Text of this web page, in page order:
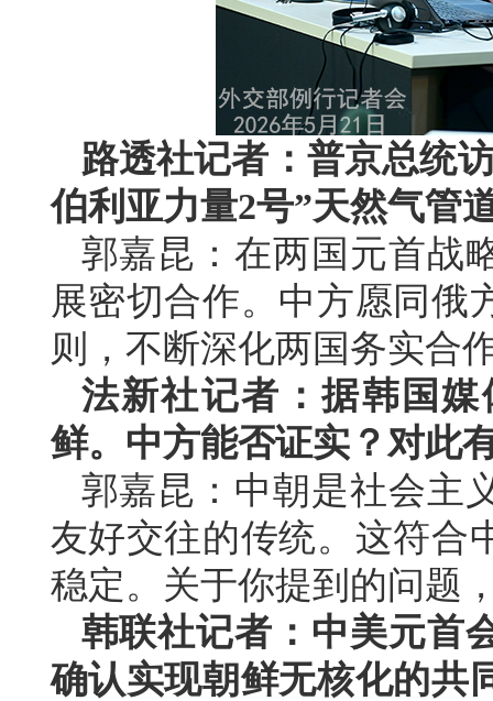
路透社记者：普京总统
伯利亚力量2号”天然气管
郭嘉昆：在两国元首战
展密切合作。中方愿同俄
则，不断深化两国务实合
法新社记者：据韩国
鲜。中方能否证实？对此
郭嘉昆：中朝是社会主
友好交往的传统。这符合
稳定。关于你提到的问题
韩联社记者：中美元首
确认实现朝鲜无核化的共